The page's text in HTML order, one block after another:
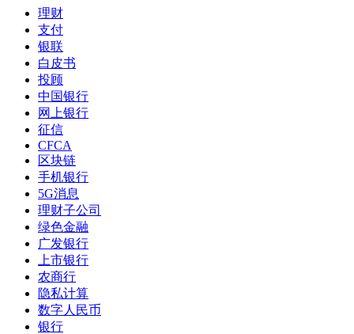
理财
支付
银联
白皮书
投顾
中国银行
网上银行
征信
CFCA
区块链
手机银行
5G消息
理财子公司
绿色金融
广发银行
上市银行
农商行
隐私计算
数字人民币
银行